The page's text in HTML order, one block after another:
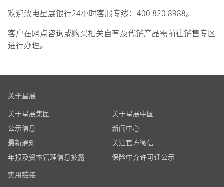
欢迎致电星展银行24小时客服专线：400 820 8988。
客户在网点咨询或购买相关自有及代销产品需前往销售专区
进行办理。
关于星展
关于星展集团
关于星展中国
公示信息
新闻中心
最新通知
关注官方微信
年报及资本管理信息披露
保险中介许可证公示
实用链接